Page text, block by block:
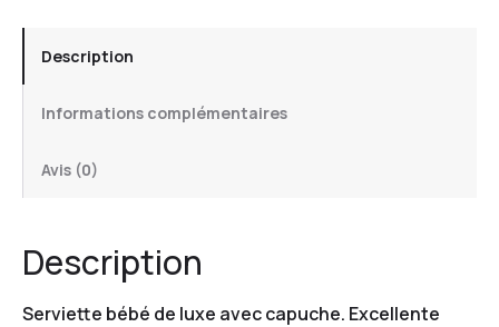
Description
Informations complémentaires
Avis (0)
Description
Serviette bébé de luxe avec capuche. Excellente